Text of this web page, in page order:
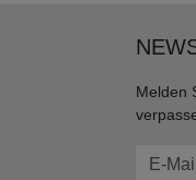
Melden